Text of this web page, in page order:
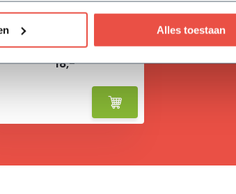
Alles toestaan
BAHCO tuinschepje
18,-